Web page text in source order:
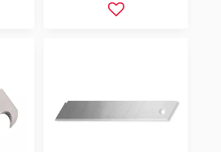
i favoriter Lägg till i